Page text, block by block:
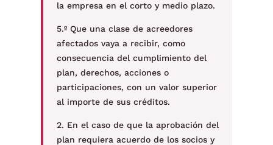
la empresa en el corto y medio plazo.
5.º Que una clase de acreedores
afectados vaya a recibir, como
consecuencia del cumplimiento del
plan, derechos, acciones o
participaciones, con un valor superior
al importe de sus créditos.
2. En el caso de que la aprobación del
plan requiera acuerdo de los socios y